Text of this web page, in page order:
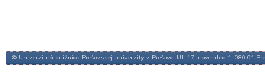
© Univerzitná knižnica Prešovskej univerzity v Prešove, Ul. 17. novembra 1, 080 01